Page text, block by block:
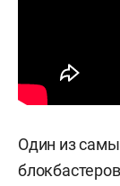
Один из